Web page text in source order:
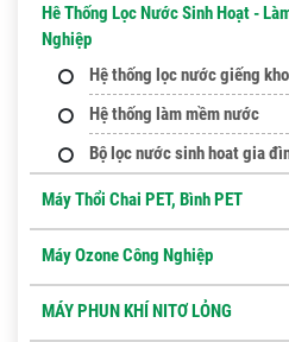
Hê Thống Lọc Nước Sinh Hoạt -
Nghiệp
Hệ thống lọc nước giếng
Hệ thống làm mềm nước
Bộ lọc nước sinh hoat gia
Máy Thổi Chai PET, Bình PET
Máy Ozone Công Nghiệp
MÁY PHUN KHÍ NITƠ LỎNG